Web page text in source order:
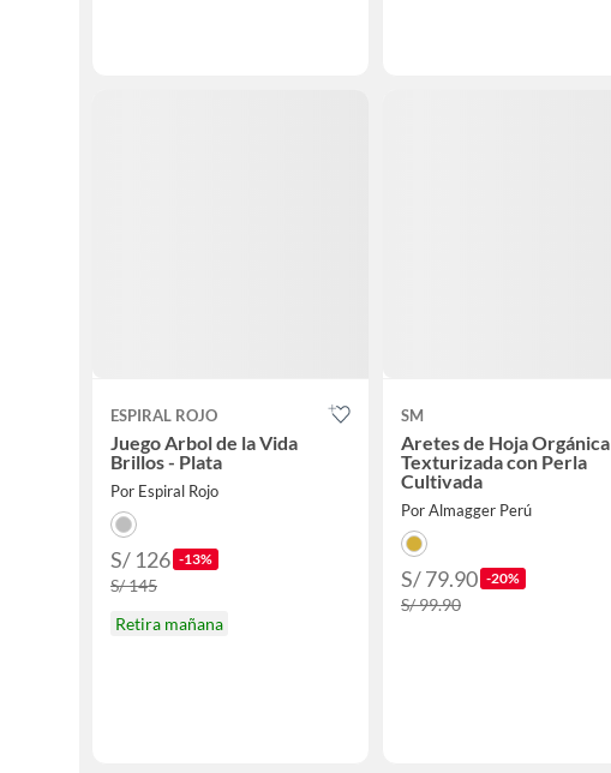
ESPIRAL ROJO
Juego Arbol de la Vida
Brillos - Plata
Por Espiral Rojo
S/ 126 -13%
S/ 145
Retira mañana
SM
Aretes de Hoja Orgánica
Texturizada con Perla
Cultivada
Por Almagger Perú
S/ 79.90 -20%
S/ 99.90